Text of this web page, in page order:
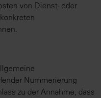
von Dienst- oder
Nummerierung
zu der Annahme, dass